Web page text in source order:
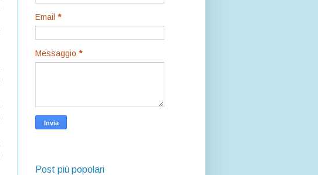
Email *
Messaggio *
Post più popolari